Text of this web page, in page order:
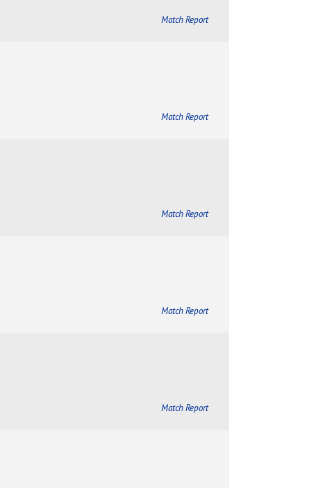
Match Report
Match Report
Match Report
Match Report
Match Report